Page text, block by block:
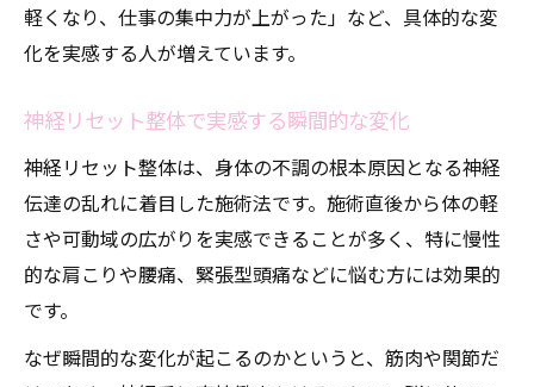
軽くなり、仕事の集中力が上がった」など、具体的な変
化を実感する人が増えています。
神経リセット整体で実感する瞬間的な変化
神経リセット整体は、身体の不調の根本原因となる神経
伝達の乱れに着目した施術法です。施術直後から体の軽
さや可動域の広がりを実感できることが多く、特に慢性
的な肩こりや腰痛、緊張型頭痛などに悩む方には効果的
です。
なぜ瞬間的な変化が起こるのかというと、筋肉や関節だ